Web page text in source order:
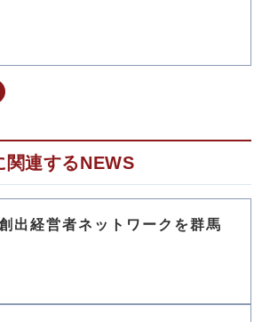
関連するNEWS
出経営者ネットワークを群馬